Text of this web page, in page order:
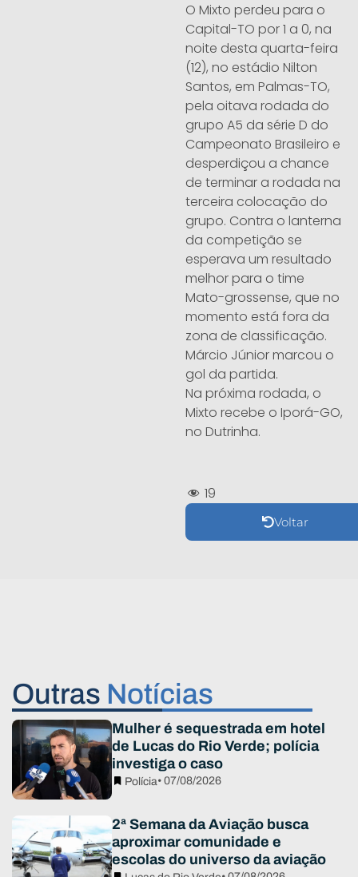
O Mixto perdeu para o
Capital-TO por 1 a 0, na
noite desta quarta-feira
(12), no estádio Nilton
Santos, em Palmas-TO,
pela oitava rodada do
grupo A5 da série D do
Campeonato Brasileiro e
desperdiçou a chance
de terminar a rodada na
terceira colocação do
grupo. Contra o lanterna
da competição se
esperava um resultado
melhor para o time
Mato-grossense, que no
momento está fora da
zona de classificação.
Márcio Júnior marcou o
gol da partida.
Na próxima rodada, o
Mixto recebe o Iporá-GO,
no Dutrinha.
19
Voltar
Outras Notícias
Mulher é sequestrada em hotel
de Lucas do Rio Verde; polícia
investiga o caso
Polícia• 07/08/2026
2ª Semana da Aviação busca
aproximar comunidade e
escolas do universo da aviação